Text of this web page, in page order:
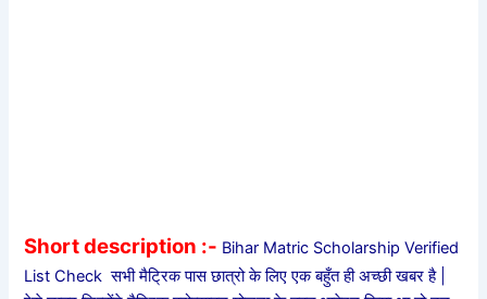
Short description :- Bihar Matric Scholarship Verified
List Check सभी मैट्रिक पास छात्रो के लिए एक बहुँत ही अच्छी खबर है |